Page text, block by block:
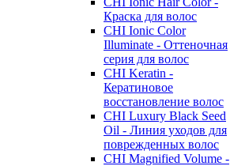
Краска для волос
CHI Ionic Color
Illuminate - Оттеночная
серия для волос
CHI Keratin -
Кератиновое
восстановление волос
CHI Luxury Black Seed
Oil - Линия уходов для
поврежденных волос
CHI Magnified Volume -